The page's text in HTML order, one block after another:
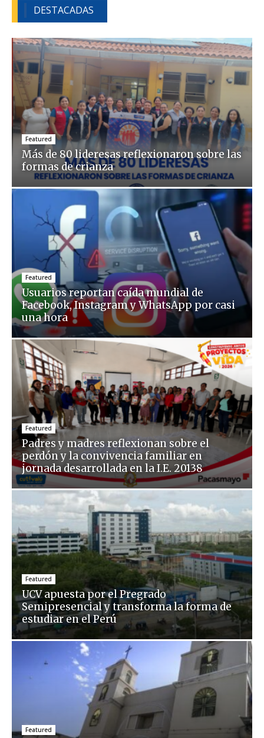
DESTACADAS
Featured
Más de 80 lideresas reflexionaron sobre las
formas de crianza
Featured
Usuarios reportan caída mundial de
Facebook, Instagram y WhatsApp por casi
una hora
Featured
Padres y madres reflexionan sobre el
perdón y la convivencia familiar en
jornada desarrollada en la I.E. 20138
Featured
UCV apuesta por el Pregrado
Semipresencial y transforma la forma de
estudiar en el Perú
Featured